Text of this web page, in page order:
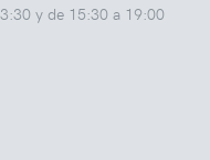
y de 15:30 a 19:00